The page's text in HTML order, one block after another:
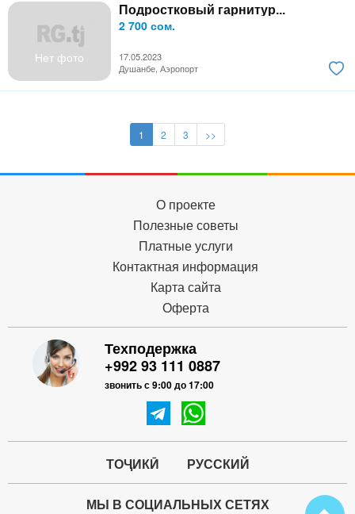
Нет фото
Подростковый гарнитур...
2 700 сом.
17.05.2023
Душанбе, Аэропорт
1 2 3 >>
О проекте
Полезные советы
Платные услуги
Контактная информация
Карта сайта
Оферта
Техподержка
+992 93 111 0887
звонить с 9:00 до 17:00
ТОҶИКӢ РУССКИЙ
МЫ В СОЦИАЛЬНЫХ СЕТЯХ